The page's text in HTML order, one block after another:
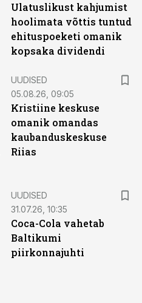
Ulatuslikust kahjumist
hoolimata võttis tuntud
ehituspoeketi omanik
kopsaka dividendi
UUDISED
05.08.26, 09:05
Kristiine keskuse
omanik omandas
kaubanduskeskuse
Riias
UUDISED
31.07.26, 10:35
Coca-Cola vahetab
Baltikumi
piirkonnajuhti